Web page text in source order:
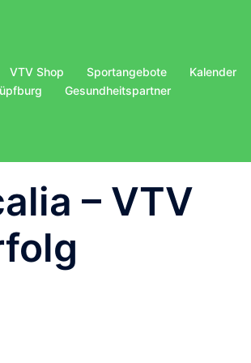
VTV Shop Sportangebote
Kalender
Gesundheitspartner
– VTV